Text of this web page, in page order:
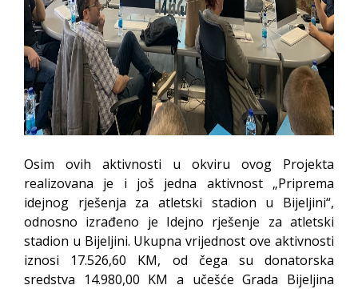
Osim ovih aktivnosti u okviru ovog Projekta
realizovana je i još jedna aktivnost „Priprema
idejnog rješenja za atletski stadion u Bijeljini“,
odnosno izrađeno je Idejno rješenje za atletski
stadion u Bijeljini. Ukupna vrijednost ove aktivnosti
iznosi 17.526,60 KM, od čega su donatorska
sredstva 14.980,00 KM a učešće Grada Bijeljina